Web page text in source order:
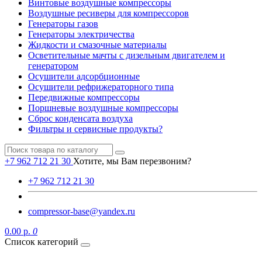
Винтовые воздушные компрессоры
Воздушные ресиверы для компрессоров
Генераторы газов
Генераторы электричества
Жидкости и смазочные материалы
Осветительные мачты с дизельным двигателем и
генератором
Осушители адсорбционные
Осушители рефрижераторного типа
Передвижные компрессоры
Поршневые воздушные компрессоры
Сброс конденсата воздуха
Фильтры и сервисные продукты?
+7 962 712 21 30 Хотите, мы Вам перезвоним?
+7 962 712 21 30
compressor-base@yandex.ru
0.00 р. 0
Список категорий